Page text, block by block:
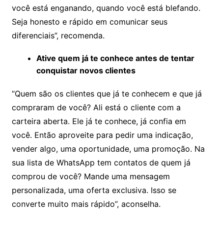
você está enganando, quando você está blefando.
Seja honesto e rápido em comunicar seus
diferenciais”, recomenda.
Ative quem já te conhece antes de tentar
conquistar novos clientes
“Quem são os clientes que já te conhecem e que já
compraram de você? Ali está o cliente com a
carteira aberta. Ele já te conhece, já confia em
você. Então aproveite para pedir uma indicação,
vender algo, uma oportunidade, uma promoção. Na
sua lista de WhatsApp tem contatos de quem já
comprou de você? Mande uma mensagem
personalizada, uma oferta exclusiva. Isso se
converte muito mais rápido”, aconselha.